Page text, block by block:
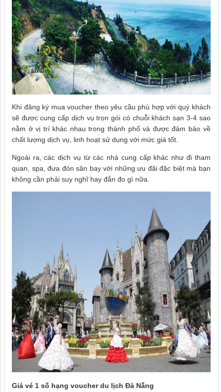
Khi đăng ký mua voucher theo yêu cầu phù hợp với quý khách
sẽ được cung cấp dịch vụ trọn gói có chuỗi khách sạn 3-4 sao
nằm ở vị trí khác nhau trong thành phố và được đảm bảo về
chất lượng dịch vụ, linh hoạt sử dụng với mức giá tốt.
Ngoài ra, các dịch vụ từ các nhà cung cấp khác như đi tham
quan, spa, đưa đón sân bay với những ưu đãi đặc biệt mà bạn
không cần phải suy nghĩ hay đắn đo gì nữa.
Giá vé 1 số hạng voucher du lịch Đà Nẵng